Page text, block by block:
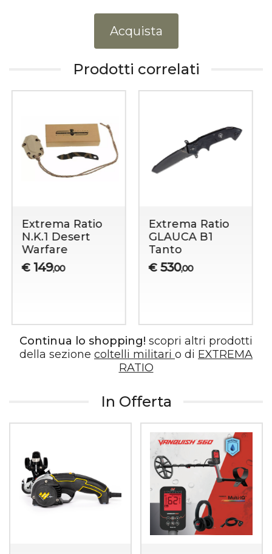
Acquista
Prodotti correlati
Extrema Ratio
A.S.F.K.
€ 400 ,00
Extrema Ratio
A.S.F.K. X
BRIGATAE
ANNIVERSARIUM
LIMITED
Continua lo shopping! scopri altri prodotti
della sezione coltelli militari o di EXTREMA
RATIO
In Offerta